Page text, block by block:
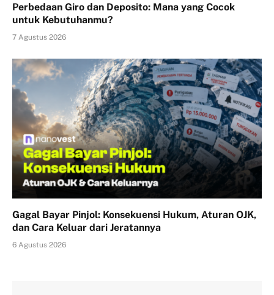
Perbedaan Giro dan Deposito: Mana yang Cocok
untuk Kebutuhanmu?
7 Agustus 2026
Gagal Bayar Pinjol: Konsekuensi Hukum, Aturan OJK,
dan Cara Keluar dari Jeratannya
6 Agustus 2026